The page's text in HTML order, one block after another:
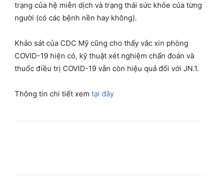
trạng của hệ miễn dịch và trạng thái sức khỏe của từng
người (có các bệnh nền hay không).
Khảo sát của CDC Mỹ cũng cho thấy vắc xin phòng
COVID-19 hiện có, kỹ thuật xét nghiệm chẩn đoán và
thuốc điều trị COVID-19 vẫn còn hiệu quả đối với JN.1.
Thông tin chi tiết xem tại đây